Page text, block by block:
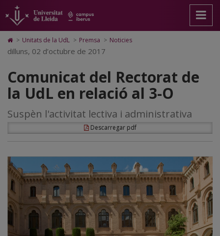
Comunicat
del
Rectorat
de
la
UdL
en
relació
al
3-
O
pàgina
principal.
Universitat
Lleida
contingut
principal
Mapa
Web.
Universitat
Cerca
Accessibilitat.
Universitat
Lleida
Icono
de
Home
ir
a
la
página
inicio
> Unitats de la UdL > Premsa > Noticies
dilluns, 02 d’octubre de 2017
Comunicat del Rectorat de
la UdL en relació al 3-O
Suspèn l'activitat lectiva i administrativa
Descarregar pdf